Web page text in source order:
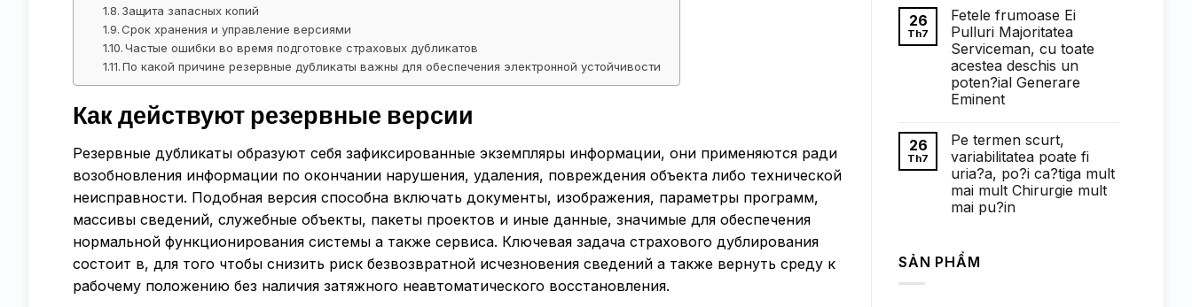
Защита запасных копий
Срок хранения и управление версиями
Частые ошибки во время подготовке страховых дубликатов
По какой причине резервные дубликаты важны для обеспечения электронной устойчивости
Как действуют резервные версии
Резервные дубликаты образуют себя зафиксированные экземпляры информации, они применяются ради
возобновления информации по окончании нарушения, удаления, повреждения объекта либо технической
неисправности. Подобная версия способна включать документы, изображения, параметры программ,
массивы сведений, служебные объекты, пакеты проектов и иные данные, значимые для обеспечения
нормальной функционирования системы а также сервиса. Ключевая задача страхового дублирования
состоит в, для того чтобы снизить риск безвозвратной исчезновения сведений а также вернуть среду к
рабочему положению без наличия затяжного неавтоматического восстановления.
казино:
полный
обзор
bình
luận
ở
Faptul
de
cand
exista
cazinouri
cu
de
al
zecelea
Lei
arata
pentru
ca
26
Th7
Fetele frumoase Ei
Pulluri Majoritatea
Serviceman, cu toate
acestea deschis un
poten?ial Generare
Eminent
bình
luận
ở
Fetele
frumoase
Ei
Pulluri
toate
acestea
26
Th7
Pe termen scurt,
variabilitatea poate fi
uria?a, po?i ca?tiga mult
mai mult Chirurgie mult
mai pu?in
luận
ở
SẢN PHẨM